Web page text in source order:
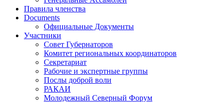
Правила членства
Documents
Официальные Документы
Участники
Совет Губернаторов
Комитет региональных координаторов
Секретариат
Рабочие и экспертные группы
Послы доброй воли
РАКАИ
Молодежный Северный Форум